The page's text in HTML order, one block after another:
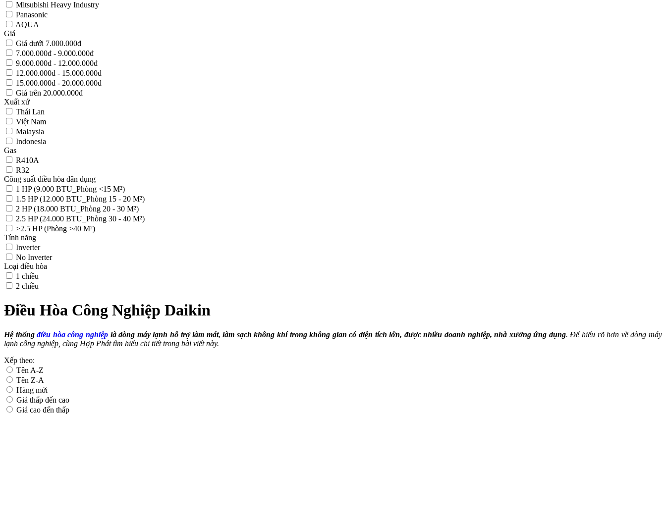
Mitsubishi Heavy Industry
Panasonic
AQUA
Giá
Giá dưới 7.000.000đ
7.000.000đ - 9.000.000đ
9.000.000đ - 12.000.000đ
12.000.000đ - 15.000.000đ
15.000.000đ - 20.000.000đ
Giá trên 20.000.000đ
Xuất xứ
Thái Lan
Việt Nam
Malaysia
Indonesia
Gas
R410A
R32
Công suất điều hòa dân dụng
1 HP (9.000 BTU_Phòng <15 M²)
1.5 HP (12.000 BTU_Phòng 15 - 20 M²)
2 HP (18.000 BTU_Phòng 20 - 30 M²)
2.5 HP (24.000 BTU_Phòng 30 - 40 M²)
>2.5 HP (Phòng >40 M²)
Tính năng
Inverter
No Inverter
Loại điều hòa
1 chiều
2 chiều
Điều Hòa Công Nghiệp Daikin
Hệ thốngđiều hòa công nghiệplà dòng máy lạnh hỗ trợ làm mát, làm sạch không khí trong không gian có diện tích lớn, được nhiều doanh nghiệp, nhà xưởng ứng dụng. Để hiểu rõ hơn về dòng máy
lạnh công nghiệp, cùng Hợp Phát tìm hiểu chi tiết trong bài viết này.
Xếp theo:
Tên A-Z
Tên Z-A
Hàng mới
Giá thấp đến cao
Giá cao đến thấp